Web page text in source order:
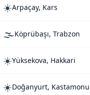
☀️Arpaçay, Kars
🌫️Köprübaşı, Trabzon
☀️Yüksekova, Hakkari
☀️Doğanyurt, Kastamonu